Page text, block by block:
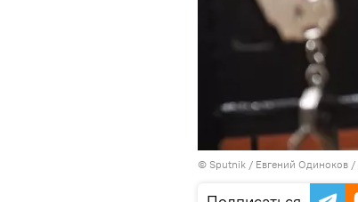
© Sputnik / Евгений Одиноков /